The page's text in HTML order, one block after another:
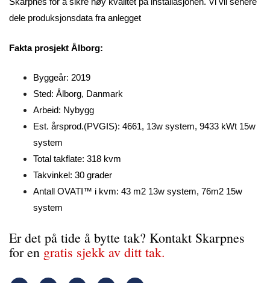
dele produksjonsdata fra anlegget
Fakta prosjekt Ålborg:
Byggeår: 2019
Sted: Ålborg, Danmark
Arbeid: Nybygg
Est. årsprod.(PVGIS): 4661, 13w system, 9433 kWt 15w
system
Total takflate: 318 kvm
Takvinkel: 30 grader
Antall OVATI™ i kvm: 43 m2 13w system, 76m2 15w
system
Er det på tide å bytte tak? Kontakt Skarpnes
for en gratis sjekk av ditt tak.